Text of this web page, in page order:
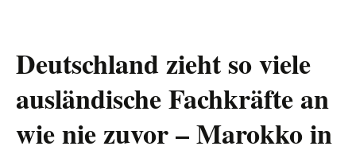
Deutschland zieht so viele
ausländische Fachkräfte an
wie nie zuvor – Marokko in